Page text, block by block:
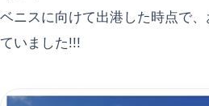
ベニスに向けて出港した時点で
ていました!!!